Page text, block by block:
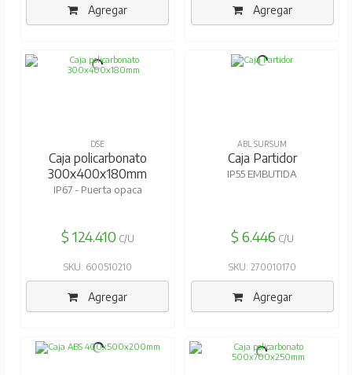
Agregar Agregar
DSE
Caja policarbonato
300x400x180mm
IP67 - Puerta opaca
$ 124.410C/U
SKU: 600510210
Agregar
ABL SURSUM
Caja Partidor
IP55 EMBUTIDA
$ 6.446 C/U
SKU: 270010170
Agregar